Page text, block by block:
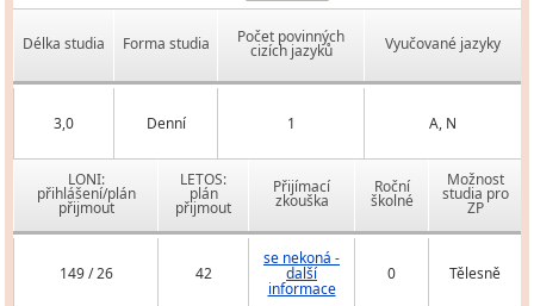
Délka studia Forma studia Počet povinných
cizích jazyků Vyučované jazyky
3,0 Denní 1 A, N
LONI:
přihlášení/plán
přijmout
LETOS:
plán
přijmout
Přijímací
zkouška
Roční
školné
Možnost
studia pro
ZP
149 / 26 42
se nekoná -
další
informace
0 Tělesně